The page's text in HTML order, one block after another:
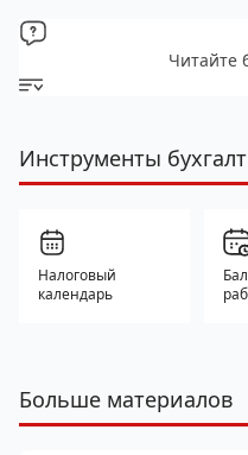
Читайте
Инструменты
Налоговый
календарь
Больше материалов